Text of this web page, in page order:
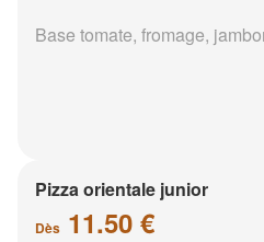
Base tomate, fromage,
Pizza orientale junior
Dès 11.50 €